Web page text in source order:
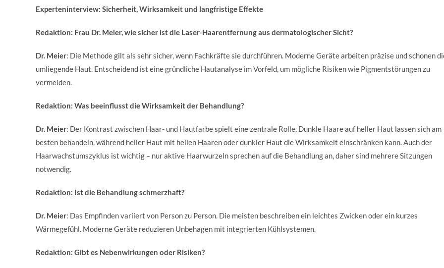
Experteninterview: Sicherheit, Wirksamkeit und langfristige Effekte
Redaktion: Frau Dr. Meier, wie sicher ist die Laser-Haarentfernung aus dermatologischer Sicht?
Dr. Meier: Die Methode gilt als sehr sicher, wenn Fachkräfte sie durchführen. Moderne Geräte arbeiten präzise und schonen
umliegende Haut. Entscheidend ist eine gründliche Hautanalyse im Vorfeld, um mögliche Risiken wie Pigmentstörungen zu
vermeiden.
Redaktion: Was beeinflusst die Wirksamkeit der Behandlung?
Dr. Meier: Der Kontrast zwischen Haar- und Hautfarbe spielt eine zentrale Rolle. Dunkle Haare auf heller Haut lassen sich am
besten behandeln, während heller Haut mit hellen Haaren oder dunkler Haut die Wirksamkeit einschränken kann. Auch der
Haarwachstumszyklus ist wichtig – nur aktive Haarwurzeln sprechen auf die Behandlung an, daher sind mehrere Sitzungen
notwendig.
Redaktion: Ist die Behandlung schmerzhaft?
Dr. Meier: Das Empfinden variiert von Person zu Person. Die meisten beschreiben ein leichtes Zwicken oder ein kurzes
Wärmegefühl. Moderne Geräte reduzieren Unbehagen mit integrierten Kühlsystemen.
Redaktion: Gibt es Nebenwirkungen oder Risiken?